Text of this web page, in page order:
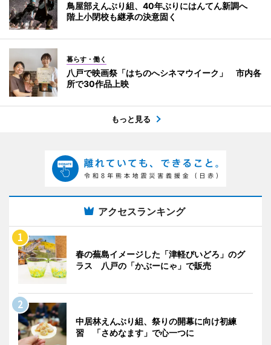
鳥屋部えんぶり組、40年ぶりにはんてん新調へ
階上小閉校も継承の決意固く
暮らす・働く
八戸で映画祭「はちのへシネマウイーク」 市内各
所で30作品上映
もっと見る
アクセスランキング
春の蕪島イメージした「津軽びいどろ」のグ
ラス 八戸の「かぶーにゃ」で販売
中居林えんぶり組、祭りの開幕に向け初練
習 「さめなます」で心一つに